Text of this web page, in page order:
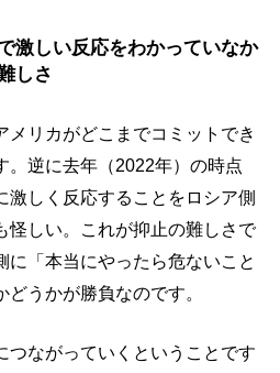
激しい反応をわかっていなか
しさ
メリカがどこまでコミットでき
。逆に去年（2022年）の時点
激しく反応することをロシア側
怪しい。これが抑止の難しさで
に「本当にやったら危ないこと
うかが勝負なのです。
つながっていくということです